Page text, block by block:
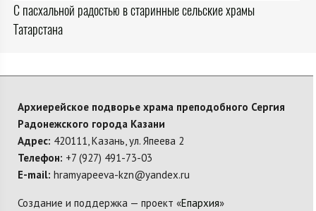
С пасхальной радостью в старинные сельские храмы
Татарстана
Архиерейское подворье храма преподобного Сергия
Радонежского города Казани
Адрес: 420111, Казань, ул. Япеева 2
Телефон: +7 (927) 491-73-03
E-mail: hramyapeeva-kzn@yandex.ru
Создание и поддержка — проект «Епархия»